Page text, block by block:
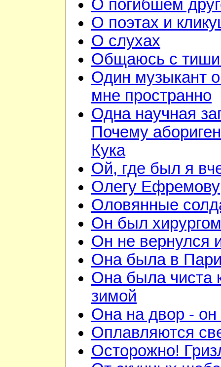
О погибшем
О поэтах и
О слухах
Общаюсь с
Один музыкант
мне пространно
Одна научная
Почему
Кука
Ой, где был я
Олегу Ефремову
Оловянные
Он был хирургом
Он не вернулся
Она была в
Она была чиста
зимой
Она на двор - он
Оплавляются
Осторожно!